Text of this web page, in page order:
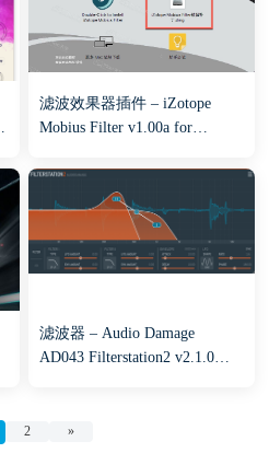
滤波效果器插件 – iZotope
Mobius Filter v1.00a for
滤波器 – Audio Damage
AD043 Filterstation2 v2.1.0
2 »